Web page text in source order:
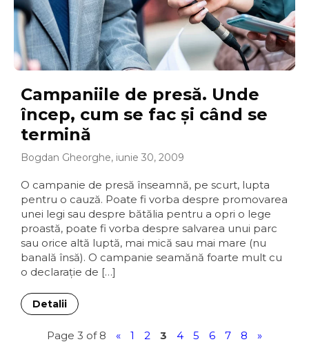
Campaniile de presă. Unde
încep, cum se fac şi când se
termină
Bogdan Gheorghe, iunie 30, 2009
O campanie de presă înseamnă, pe scurt, lupta
pentru o cauză. Poate fi vorba despre promovarea
unei legi sau despre bătălia pentru a opri o lege
proastă, poate fi vorba despre salvarea unui parc
sau orice altă luptă, mai mică sau mai mare (nu
banală însă). O campanie seamănă foarte mult cu
o declaraţie de […]
Detalii
Page 3 of 8 « 1 2 3 4 5 6 7 8 »